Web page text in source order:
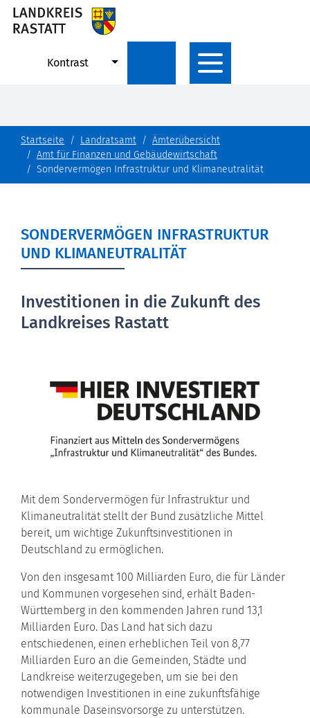
Kontrast
Startseite Landratsamt
Ämterübersicht
Amt für Finanzen und Gebäudewirtschaft
Sondervermögen Infrastruktur und Klimaneutralität
SONDERVERMÖGEN INFRASTRUKTUR
UND KLIMANEUTRALITÄT
Investitionen in die Zukunft des
Landkreises Rastatt
Mit dem Sondervermögen für Infrastruktur und
Klimaneutralität stellt der Bund zusätzliche Mittel
bereit, um wichtige Zukunftsinvestitionen in
Deutschland zu ermöglichen.
Von den insgesamt 100 Milliarden Euro, die für Länder
und Kommunen vorgesehen sind, erhält Baden-
Württemberg in den kommenden Jahren rund 13,1
Milliarden Euro. Das Land hat sich dazu
entschiedenen, einen erheblichen Teil von 8,77
Milliarden Euro an die Gemeinden, Städte und
Landkreise weiterzugegeben, um sie bei den
notwendigen Investitionen in eine zukunftsfähige
kommunale Daseinsvorsorge zu unterstützen.